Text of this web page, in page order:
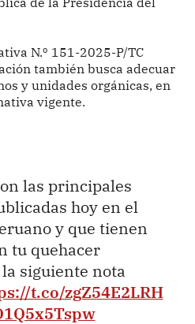
N.º 151-2025-P/TC
también busca adecuar
y unidades orgánicas, en
vigente.
las principales
hoy en el
y que tienen
tu quehacer
siguiente nota
t.co/zgZ54E2LRH